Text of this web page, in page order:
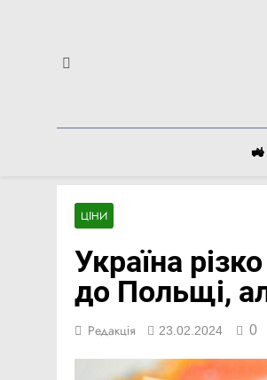
ЦІНИ
Україна
до Польщі,
Редакція 23.02.2024 0